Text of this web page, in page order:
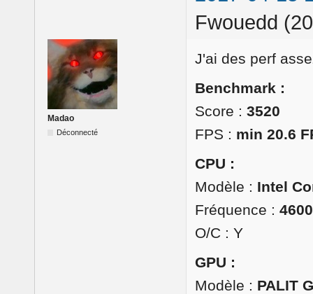
Fwouedd
Madao
Déconnecté
J'ai des perf
Benchmark :
Score : 3520
FPS : min 20.6
CPU :
Modèle : Intel
Fréquence :
O/C : Y
GPU :
Modèle : PALIT